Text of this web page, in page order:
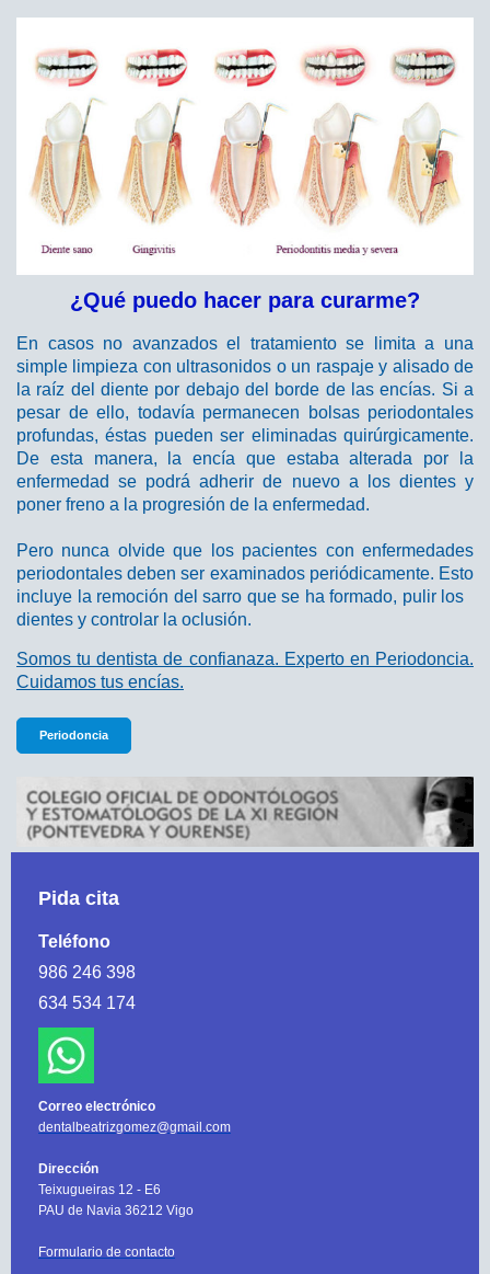
¿Qué puedo hacer para curarme?
En casos no avanzados el tratamiento se limita a una
simple limpieza con ultrasonidos o un raspaje y alisado de
la raíz del diente por debajo del borde de las encías. Si a
pesar de ello, todavía permanecen bolsas periodontales
profundas, éstas pueden ser eliminadas quirúrgicamente.
De esta manera, la encía que estaba alterada por la
enfermedad se podrá adherir de nuevo a los dientes y
poner freno a la progresión de la enfermedad.
Pero nunca olvide que los pacientes con enfermedades
periodontales deben ser examinados periódicamente. Esto
incluye la remoción del sarro que se ha formado, pulir los
dientes y controlar la oclusión.
Somos tu dentista de confianaza. Experto en Periodoncia.
Cuidamos tus encías.
Periodoncia
Pida cita
Teléfono
986 246 398
634 534 174
Correo electrónico
dentalbeatrizgomez@gmail.com
Dirección
Teixugueiras 12 - E6
PAU de Navia 36212 Vigo
Formulario de contacto